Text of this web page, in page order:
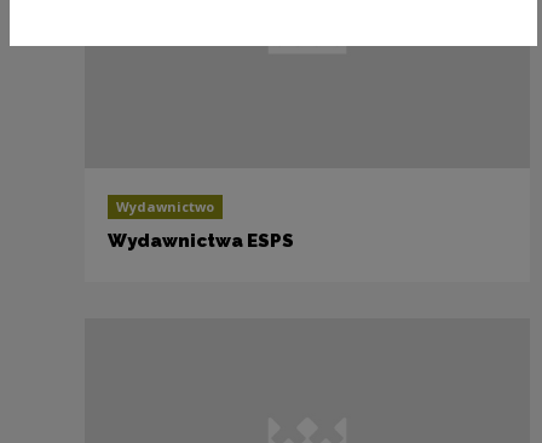
Wydawnictwo
Wydawnictwa ESPS